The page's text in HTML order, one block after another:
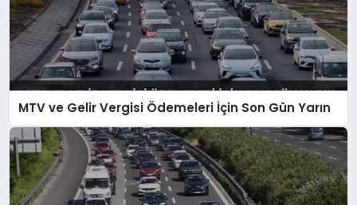
MTV ve Gelir Vergisi Ödemeleri İçin Son Gün Yarın